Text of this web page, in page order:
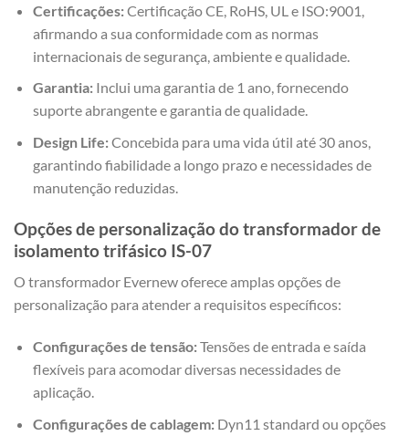
Certificações:Certificação CE, RoHS, UL e ISO:9001,
afirmando a sua conformidade com as normas
internacionais de segurança, ambiente e qualidade.
Garantia:Inclui uma garantia de 1 ano, fornecendo
suporte abrangente e garantia de qualidade.
Design Life:Concebida para uma vida útil até 30 anos,
garantindo fiabilidade a longo prazo e necessidades de
manutenção reduzidas.
Opções de personalização do transformador de
isolamento trifásico IS-07
O transformador Evernew oferece amplas opções de
personalização para atender a requisitos específicos:
Configurações de tensão:Tensões de entrada e saída
flexíveis para acomodar diversas necessidades de
aplicação.
Configurações de cablagem:Dyn11 standard ou opções